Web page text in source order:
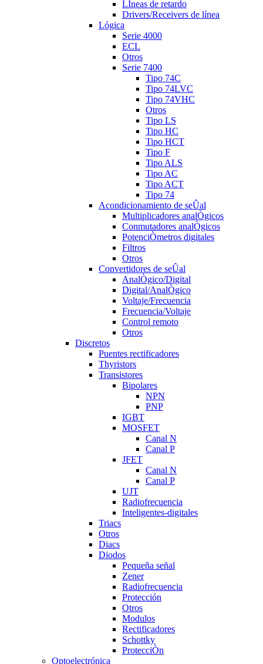
LÍneas de retardo
Drivers/Receivers de línea
Lógica
Serie 4000
ECL
Otros
Serie 7400
Tipo 74C
Tipo 74LVC
Tipo 74VHC
Otros
Tipo LS
Tipo HC
Tipo HCT
Tipo F
Tipo ALS
Tipo AC
Tipo ACT
Tipo 74
Acondicionamiento de seÛal
Multiplicadores analÒgicos
Conmutadores analÒgicos
PotenciÒmetros digitales
Filtros
Otros
Convertidores de seÛal
AnalÒgico/Digital
Digital/AnalÒgico
Voltaje/Frecuencia
Frecuencia/Voltaje
Control remoto
Otros
Discretos
Puentes rectificadores
Thyristors
Transistores
Bipolares
NPN
PNP
IGBT
MOSFET
Canal N
Canal P
JFET
Canal N
Canal P
UJT
Radiofrecuencia
Inteligentes-digitales
Triacs
Otros
Diacs
Diodos
Pequeña señal
Zener
Radiofrecuencia
Protección
Otros
Modulos
Rectificadores
Schottky
ProtecciÒn
Optoelectrónica